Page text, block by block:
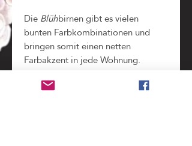
DieBlühbirnen gibt es vielen
bunten Farbkombinationen und
bringen somit einen netten
Farbakzent in jede Wohnung.